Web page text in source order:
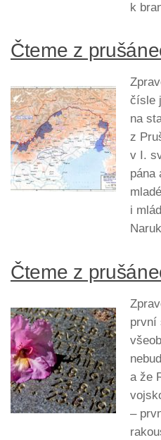
k
Čteme z
čísle
na
z
v I.
pána
i
Čteme z
první
a že
–